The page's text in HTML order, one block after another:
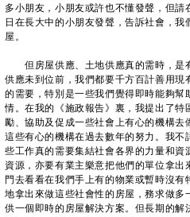
多小朋友，小朋友或許也不懂發聲，但
日在長大中的小朋友發聲，告訴社會，
屋。
但房屋供應、土地供應真的需時，是
供應未到位前，我們都要千方百計善用現
的需要，特別是一些我們覺得即時能夠
情。在我的《施政報告》裏，我提出了特
勵、協助及促成一些社會上有心的機構去
這些有心的機構在過去數年的努力。我不
些工作真的需要集結社會各界的力量和
資源，亦要有業主樂意把他們的單位拿
門去看看在我們手上有的物業或暫時沒
地拿出來做這些社會性的房屋，務求做多
供一個即時的房屋解決方案。但長期的